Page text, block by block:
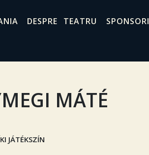
DESPRE TEATRU SPONSORI
MÁTÉ
JÁTÉKSZÍN